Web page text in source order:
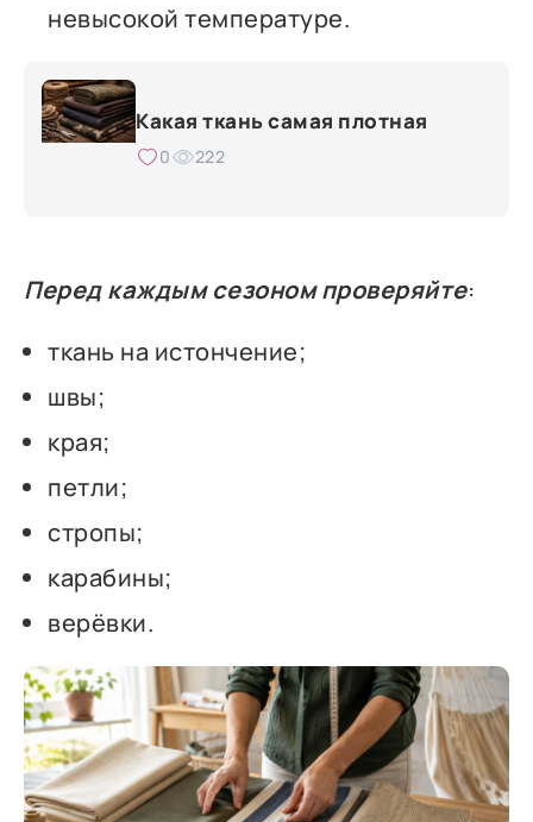
невысокой температуре.
Какая ткань самая плотная
0 222
Перед каждым сезоном проверяйте:
ткань на истончение;
швы;
края;
петли;
стропы;
карабины;
верёвки.